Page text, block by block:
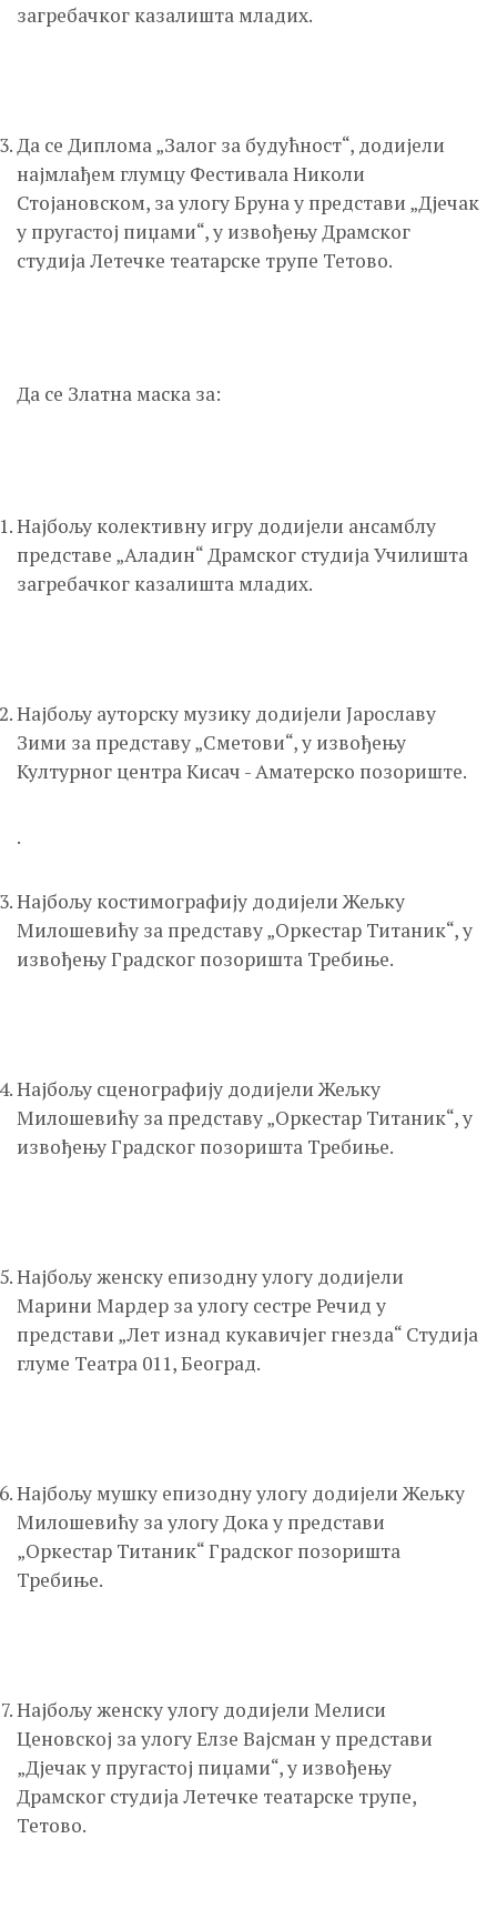
загребачког казалишта младих.
Да се Диплома „Залог за будућност“, додијели
најмлађем глумцу Фестивала Николи
Стојановском, за улогу Бруна у представи „Дјечак
у пругастој пиџами“, у извођењу Драмског
студија Летeчке театарске трупе Тетово.
Да се Златна маска за:
Најбољу колективну игру додијели ансамблу
представе „Аладин“ Драмског студија Училишта
загребачког казалишта младих.
Најбољу ауторску музику додијели Јарославу
Зими за представу „Сметови“, у извођењу
Културног центра Кисач - Аматерско позориште.
.
Најбољу костимографију додијели Жељку
Милошевићу за представу „Оркестар Титаник“, у
извођењу Градског позоришта Требиње.
Најбољу сценографију додијели Жељку
Милошевићу за представу „Оркестар Титаник“, у
извођењу Градског позоришта Требиње.
Најбољу женску епизодну улогу додијели
Марини Мардер за улогу сестре Речид у
представи „Лет изнад кукавичјег гнезда“ Студија
глуме Театра 011, Београд.
Најбољу мушку епизодну улогу додијели Жељку
Милошевићу за улогу Дока у представи
„Оркестар Титаник“ Градског позоришта
Требиње.
Најбољу женску улогу додијели Мелиси
Ценовској за улогу Елзе Вајсман у представи
„Дјечак у пругастој пиџами“, у извођењу
Драмског студиjа Летeчке театарске трупе,
Тетово.